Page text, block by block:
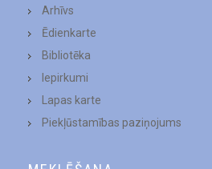
Arhīvs
Ēdienkarte
Bibliotēka
Iepirkumi
Lapas karte
Piekļūstamības paziņojums